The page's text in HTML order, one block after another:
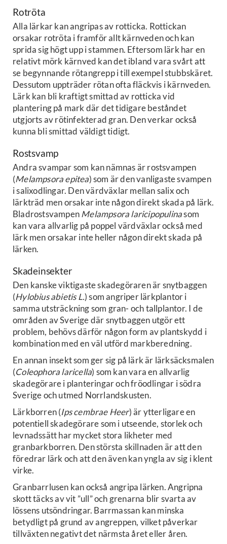
Rotröta
Alla lärkar kan angripas av rotticka. Rottickan
orsakar rotröta i framför allt kärnveden och kan
sprida sig högt upp i stammen. Eftersom lärk har en
relativt mörk kärnved kan det ibland vara svårt att
se begynnande rötangrepp i till exempel stubbskäret.
Dessutom uppträder rötan ofta fläckvis i kärnveden.
Lärk kan bli kraftigt smittad av rotticka vid
plantering på mark där det tidigare beståndet
utgjorts av rötinfekterad gran. Den verkar också
kunna bli smittad väldigt tidigt.
Rostsvamp
Andra svampar som kan nämnas är rostsvampen
(Melampsora epitea) som är den vanligaste svampen
i salixodlingar. Den värdväxlar mellan salix och
lärkträd men orsakar inte någon direkt skada på lärk.
BladrostsvampenMelampsora laricipopulinasom
kan vara allvarlig på poppel värdväxlar också med
lärk men orsakar inte heller någon direkt skada på
lärken.
Skadeinsekter
Den kanske viktigaste skadegöraren är snytbaggen
(Hylobius abietis L.) som angriper lärkplantor i
samma utsträckning som gran- och tallplantor. I de
områden av Sverige där snytbaggen utgör ett
problem, behövs därför någon form av plantskydd i
kombination med en väl utförd markberedning.
En annan insekt som ger sig på lärk är lärksäcksmalen
(Coleophora laricella) som kan vara en allvarlig
skadegörare i planteringar och fröodlingar i södra
Sverige och utmed Norrlandskusten.
Lärkborren (Ips cembrae Heer) är ytterligare en
potentiell skadegörare som i utseende, storlek och
levnadssätt har mycket stora likheter med
granbarkborren. Den största skillnaden är att den
föredrar lärk och att den även kan yngla av sig i klent
virke.
Granbarrlusen kan också angripa lärken. Angripna
skott täcks av vit ”ull” och grenarna blir svarta av
lössens utsöndringar. Barrmassan kan minska
betydligt på grund av angreppen, vilket påverkar
tillväxten negativt det närmsta året eller åren.